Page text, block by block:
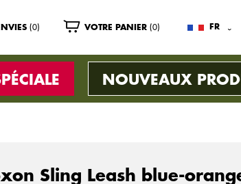
(0) VOTRE PANIER (0) FR
NOUVEAUX
Sling Leash blue-